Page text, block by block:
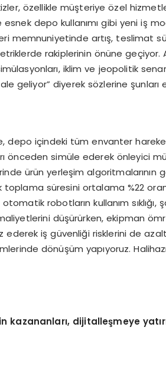
özellikle müşteriye özel
depo kullanımı gibi yeni iş
memnuniyetinde artış, teslimat
rakiplerinin önüne geçiyor.
iklim ve jeopolitik
geliyor” diyerek sözlerine şunları
depo içindeki tüm envanter
önceden simüle ederek önleyici
ürün yerleşim algoritmalarının
süresini ortalama %22
robotların kullanım sıklığı,
düşürürken, ekipman
iş güvenliği risklerini de
dönüşüm yapıyoruz.
kazananları, dijitalleşmeye